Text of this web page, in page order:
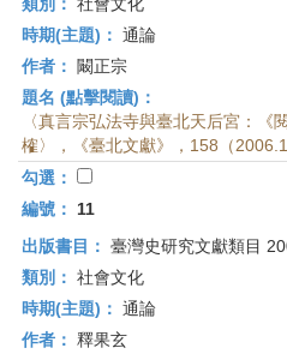
時期(主題)： 通論
作者：
闞正宗
題名 (點擊閱讀)：
〈真言宗弘法寺與臺北天后宮：《
榷〉，《臺北文獻》，158（
勾選：
編號：
11
出版書目： 臺灣史研究文獻類目
類別： 社會文化
時期(主題)： 通論
作者： 釋果玄